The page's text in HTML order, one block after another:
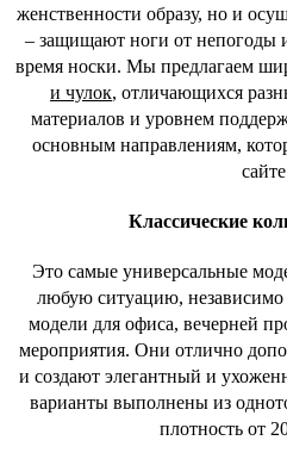
женственности образу, но и
– защищают ноги от непогоды
время носки. Мы предлагаем
и чулок, отличающихся
материалов и уровнем
основным направлениям,
Классические
Это самые универсальные
любую ситуацию,
модели для офиса, вечерней
мероприятия. Они отлично
и создают элегантный и
варианты выполнены из
плотность от